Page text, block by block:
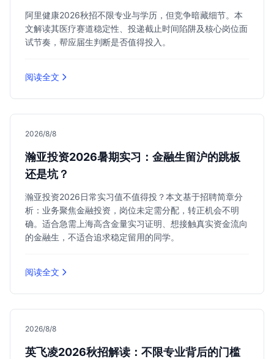
阿里健康2026秋招不限专业与学历，但竞争暗藏细节。本
文解读其医疗赛道稳定性、投递截止时间陷阱及核心岗位面
试节奏，帮应届生判断是否值得投入。
阅读全文
2026/8/8
瀚亚投资2026暑期实习：金融生留沪的跳板
还是坑？
瀚亚投资2026日常实习值不值得投？本文基于招聘简章分
析：业务聚焦金融投资，岗位未定需分配，转正机会不明
确。适合急需上海高含金量实习证明、想接触真实资金流向
的金融生，不适合追求稳定留用的同学。
阅读全文
2026/8/8
英飞凌2026秋招解读：不限专业背后的门槛